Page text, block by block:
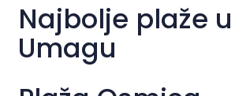
Najbolje plaže u
Umagu